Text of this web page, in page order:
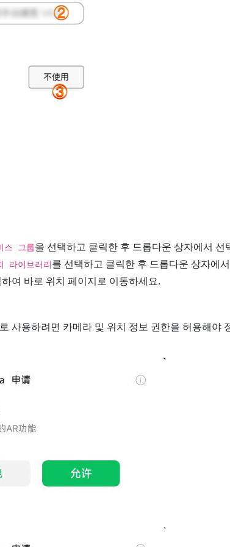
스 그룹을 선택하고 클릭한 후 드롭다운 상자에서 선
라이브러리를 선택하고 클릭한 후 드롭다운 상자에
여 바로 위치 페이지로 이동하세요.
사용하려면 카메라 및 위치 정보 권한을 허용해야